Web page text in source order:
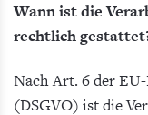
Wann ist die
rechtlich
Nach Art. 6 der
(DSGVO) ist die